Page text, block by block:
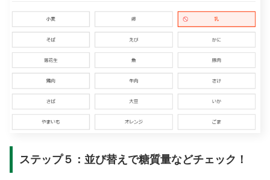
ステップ５：並び替えで糖質量などチェック！